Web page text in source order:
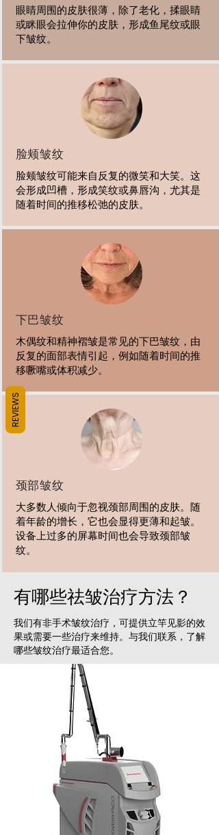
眼睛周围的皮肤很薄，除了老化，揉眼睛
或眯眼会拉伸你的皮肤，形成鱼尾纹或眼
下皱纹。
脸颊皱纹
脸颊皱纹可能来自反复的微笑和大笑。这
会形成凹槽，形成笑纹或鼻唇沟，尤其是
随着时间的推移松弛的皮肤。
下巴皱纹
木偶纹和精神褶皱是常见的下巴皱纹，由
反复的面部表情引起，例如随着时间的推
移噘嘴或体积减少。
颈部皱纹
大多数人倾向于忽视颈部周围的皮肤。随
着年龄的增长，它也会显得更薄和起皱。
设备上过多的屏幕时间也会导致颈部皱
纹。
有哪些祛皱治疗方法？
我们有非手术皱纹治疗，可提供立竿见影的效
果或需要一些治疗来维持。与我们联系，了解
哪些皱纹治疗最适合您。
REVIEWS